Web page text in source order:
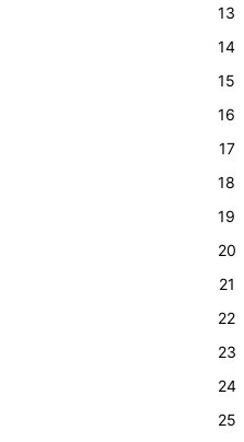
13
14
15
16
17
18
19
20
21
22
23
24
25